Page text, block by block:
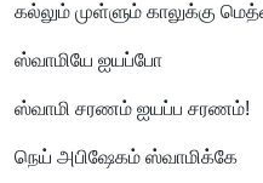
கல்லும் முள்ளும் காலுக்கு
ஸ்வாமியே ஐயப்போ
ஸ்வாமி சரணம் ஐயப்ப சரணம்!
நெய் அபிஷேகம் ஸ்வாமிக்கே